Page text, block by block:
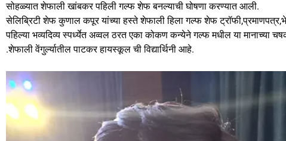
सोहळ्यात शेफाली खांबकर पहिली गल्फ शेफ बनल्याची घोषणा करण्यात आली.
सेलिब्रिटी शेफ कुणाल कपूर यांच्या हस्ते शेफाली हिला गल्फ शेफ
पहिल्या भव्यदिव्य स्पर्ध्येत अव्वल ठरत एका कोकण कन्येने गल्फ मधील या मानाच्या
.शेफाली वेंगुर्ल्यातील पाटकर हायस्कूल ची विद्यार्थिनी आहे.